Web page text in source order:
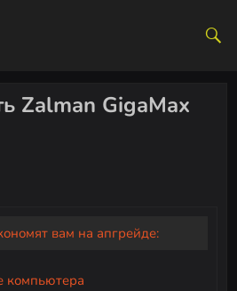
Zalman GigaMax
вам на апгрейде:
компьютера